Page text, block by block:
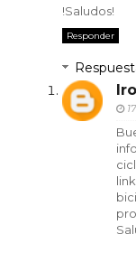
!Saludos!
Responder